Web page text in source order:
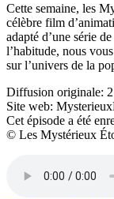
Cette semaine, les
célèbre film
adapté d’une série
l’habitude, nous
sur l’univers de la
Diffusion originale:
Site web:
Cet épisode a été
© Les Mystérieux